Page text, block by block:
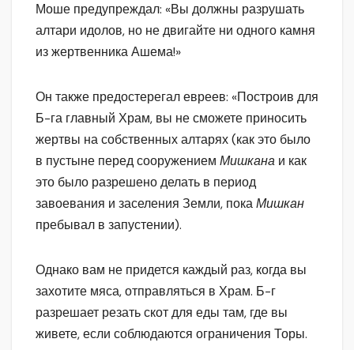
Моше предупреждал: «Вы должны разрушать
алтари идолов, но не двигайте ни одного камня
из жертвенника Ашема!»
Он также предостерегал евреев: «Построив для
Б-га главный Храм, вы не сможете приносить
жертвы на собственных алтарях (как это было
в пустыне перед сооружением Мишкана и как
это было разрешено делать в период
завоевания и заселения Земли, покаМишкан
пребывал в запустении).
Однако вам не придется каждый раз, когда вы
захотите мяса, отправляться в Храм. Б-г
разрешает резать скот для еды там, где вы
живете, если соблюдаются ограничения Торы.